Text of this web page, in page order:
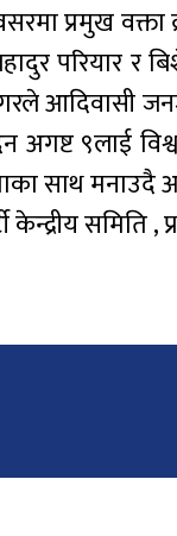
प्रमुख वक्ता
परियार र
आदिवासी
अगष्ट ९लाई
साथ
केन्द्रीय